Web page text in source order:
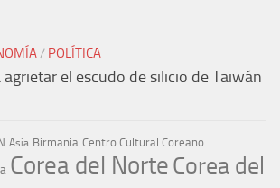
/ POLÍTICA
agrietar el escudo de silicio de Taiwán
Asia Birmania Centro Cultural Coreano
Corea del NorteCorea del